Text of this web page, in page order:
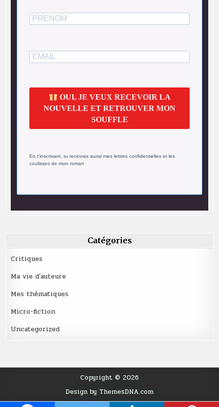
OUI, JE VEUX RECEVOIR LA
NOUVELLE ET RETROUVER MON
SOUFFLE
En t’inscrivant, tu recevras aussi mes lettres confidentielles et les
coulisses de mon roman
Catégories
Critiques
Ma vie d'auteure
Mes thématiques
Micro-fiction
Uncategorized
Copyright © 2026
Design by ThemesDNA.com